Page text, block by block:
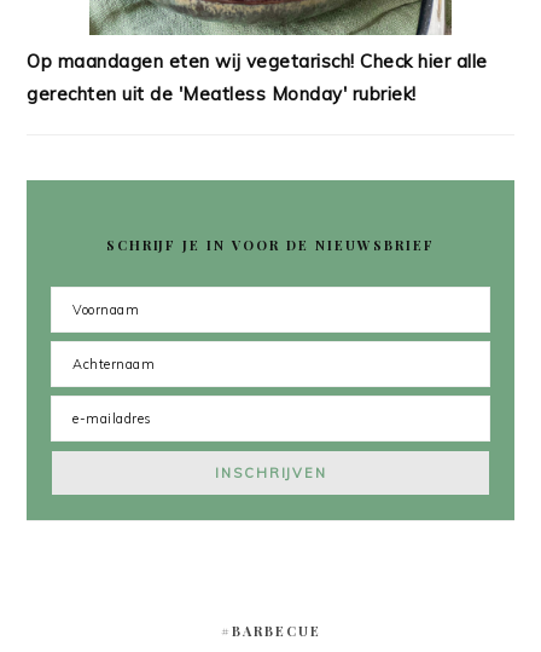
Op maandagen eten wij vegetarisch! Check hier alle
gerechten uit de 'Meatless Monday' rubriek!
SCHRIJF JE IN VOOR DE NIEUWSBRIEF
#BARBECUE